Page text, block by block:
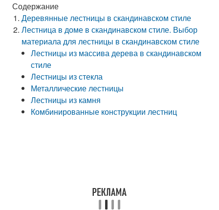
Содержание
Деревянные лестницы в скандинавском стиле
Лестница в доме в скандинавском стиле. Выбор
материала для лестницы в скандинавском стиле
Лестницы из массива дерева в скандинавском
стиле
Лестницы из стекла
Металлические лестницы
Лестницы из камня
Комбинированные конструкции лестниц